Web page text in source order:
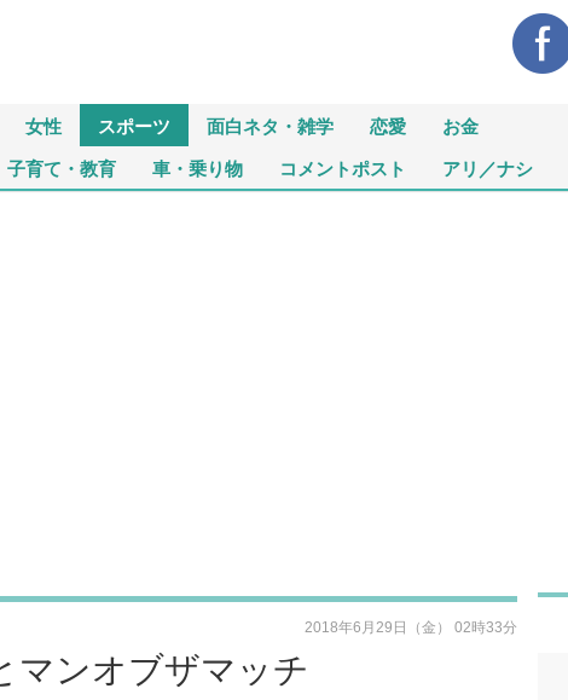
女性 スポーツ 面白ネタ・雑学 恋愛 お金
子育て・教育 車・乗り物 コメントポスト アリ／ナシ
マンオブザマッチ
2018年6月29日（金） 02時33分